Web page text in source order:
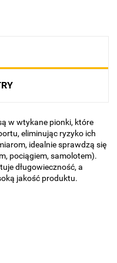
w wtykane pionki, które
eliminując ryzyko ich
idealnie sprawdzą się
pociągiem, samolotem).
długowieczność, a
jakość produktu.